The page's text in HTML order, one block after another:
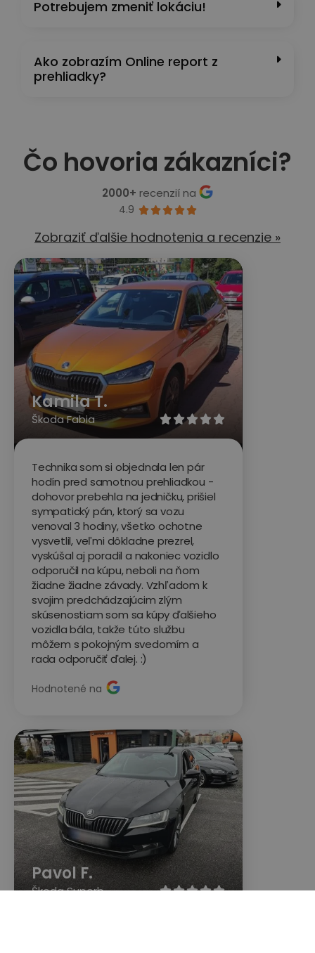
Potrebujem zmeniť lokáciu!
Ako zobrazím Online report z
prehliadky?
Čo hovoria zákazníci?
2000+ recenzií na
4.9 
Zobraziť ďalšie hodnotenia a recenzie »
  
Kamila T.
Škoda Fabia
Technika som si objednala len pár
hodín pred samotnou prehliadkou -
dohovor prebehla na jedničku, prišiel
sympatický pán, ktorý sa vozu
venoval 3 hodiny, všetko ochotne
vysvetlil, veľmi dôkladne prezrel,
vyskúšal aj poradil a nakoniec vozidlo
odporučil na kúpu, neboli na ňom
žiadne žiadne závady. Vzhľadom k
svojim predchádzajúcim zlým
skúsenostiam som sa kúpy ďalšieho
vozidla bála, takže túto službu
môžem s pokojným svedomím a
rada odporučiť ďalej. :)
Hodnotené na

Pavol F.
Škoda Superb